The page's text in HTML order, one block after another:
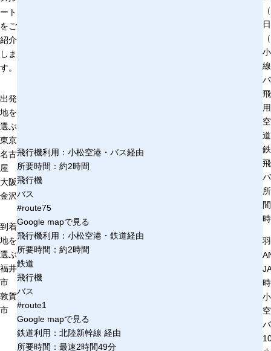
ート
をご
紹介
しま
す。
出発
地を
選ぶ
東京
名古
屋
大阪
金沢
到着
地を
選ぶ
福井
市
敦賀
市
飛行機利用：小松空港・バス経由
所要時間：約2時間
飛行機
バス
#route75
Google mapで見る
飛行機利用：小松空港・鉄道経由
所要時間：約2時間
鉄道
飛行機
バス
#route1
Google mapで見る
鉄道利用：北陸新幹線 経由
所要時間：最速2時間49分